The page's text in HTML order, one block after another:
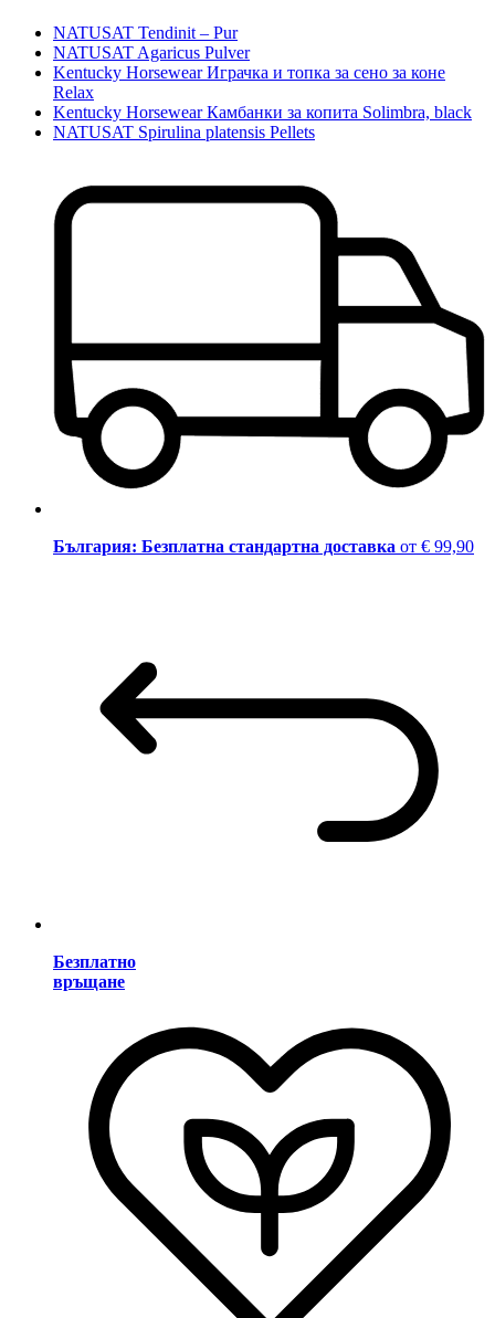
NATUSAT Tendinit – Pur
NATUSAT Agaricus Pulver
Kentucky Horsewear Играчка и топка за сено за коне
Relax
Kentucky Horsewear Камбанки за копита Solimbra, black
NATUSAT Spirulina platensis Pellets
България: Безплатна стандартна доставка от € 99,90
Безплатно
връщане